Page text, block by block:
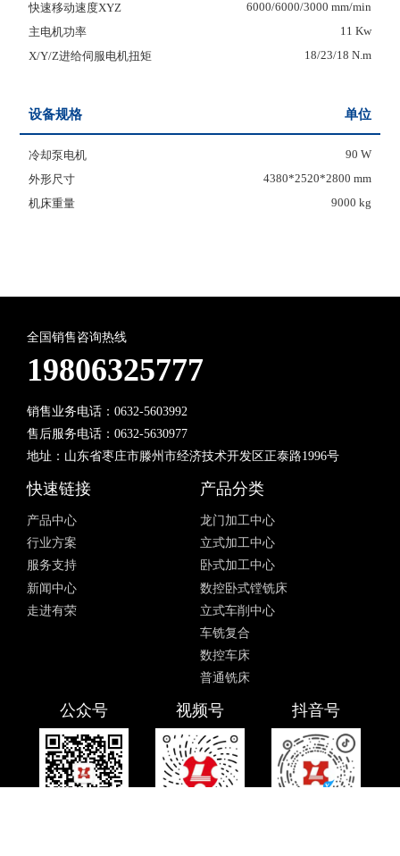
快速移动速度XYZ
6000/6000/3000 mm/min
主电机功率
11 Kw
X/Y/Z进给伺服电机扭矩
18/23/18 N.m
设备规格 单位
冷却泵电机
90 W
外形尺寸
4380*2520*2800 mm
机床重量
9000 kg
全国销售咨询热线
19806325777
销售业务电话：0632-5603992
售后服务电话：0632-5630977
地址：山东省枣庄市滕州市经济技术开发区正泰路1996号
快速链接
产品中心
行业方案
服务支持
新闻中心
走进有荣
产品分类
龙门加工中心
立式加工中心
卧式加工中心
数控卧式镗铣床
立式车削中心
车铣复合
数控车床
普通铣床
公众号 视频号 抖音号